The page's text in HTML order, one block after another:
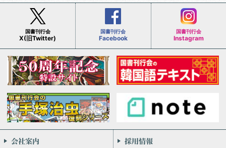
国書刊行会
X(旧Twitter)
国書刊行会
Facebook
国書刊行会
Instagram
会社案内